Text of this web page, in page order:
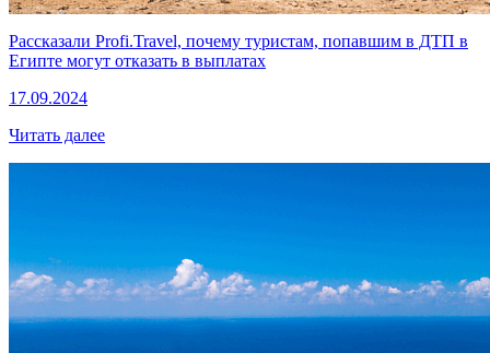
Рассказали Profi.Travel, почему туристам, попавшим в ДТП в
Египте могут отказать в выплатах
17.09.2024
Читать далее